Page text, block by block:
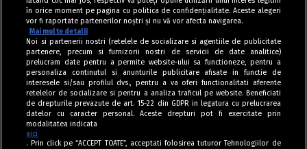
în orice moment pe pagina cu politica de confidențialitate. Aceste alegeri
vor fi raportate partenerilor noștri și nu vă vor afecta navigarea.
Mai multe detalii
Noi si partenerii nostri (retelele de socializare si agentiile de publicitate
partenere, precum si furnizorii nostri de servicii de date analitice)
prelucram date pentru a permite website-ului sa functioneze, pentru a
personaliza continutul si anunturile publicitare afisate in functie de
interesele si/sau profilul dvs., pentru a va oferi functionalitati aferente
retelelor de socializare si pentru a analiza traficul pe website. Beneficiati
de drepturile prevazute de art. 15-22 din GDPR in legatura cu prelucrarea
datelor cu caracter personal. Aceste drepturi pot fi exercitate prin
modalitatea indicata
aici
. Prin click pe “ACCEPT TOATE”, acceptati folosirea tuturor Tehnologiilor de